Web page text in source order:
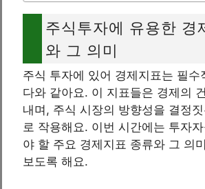
주식투자에 유용한 경
와 그 의미
주식 투자에 있어 경제지표는 필수
다와 같아요. 이 지표들은 경제의
내며, 주식 시장의 방향성을 결정
로 작용해요. 이번 시간에는 투자
야 할 주요 경제지표 종류와 그 의
보도록 해요.